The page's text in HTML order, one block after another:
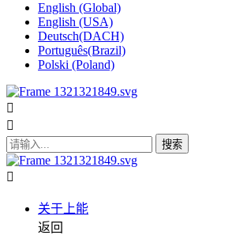
English (Global)
English (USA)
Deutsch(DACH)
Português(Brazil)
Polski (Poland)
搜索
关于上能
返回